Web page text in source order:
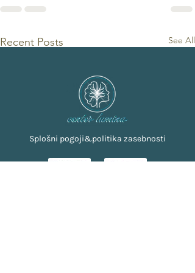
Recent Posts See All
Splošni pogoji&politika zasebnosti